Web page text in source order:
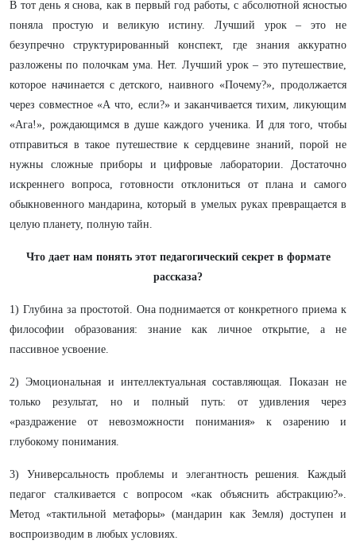
В тот день я снова, как в первый год работы, с абсолютной ясностью
поняла простую и великую истину. Лучший урок – это не
безупречно структурированный конспект, где знания аккуратно
разложены по полочкам ума. Нет. Лучший урок – это путешествие,
которое начинается с детского, наивного «Почему?», продолжается
через совместное «А что, если?» и заканчивается тихим, ликующим
«Ага!», рождающимся в душе каждого ученика. И для того, чтобы
отправиться в такое путешествие к сердцевине знаний, порой не
нужны сложные приборы и цифровые лаборатории. Достаточно
искреннего вопроса, готовности отклониться от плана и самого
обыкновенного мандарина, который в умелых руках превращается в
целую планету, полную тайн.
Что дает нам понять этот педагогический секрет в формате
рассказа?
1) Глубина за простотой. Она поднимается от конкретного приема к
философии образования: знание как личное открытие, а не
пассивное усвоение.
2) Эмоциональная и интеллектуальная составляющая. Показан не
только результат, но и полный путь: от удивления через
«раздражение от невозможности понимания» к озарению и
глубокому понимания.
3) Универсальность проблемы и элегантность решения. Каждый
педагог сталкивается с вопросом «как объяснить абстракцию?».
Метод «тактильной метафоры» (мандарин как Земля) доступен и
воспроизводим в любых условиях.